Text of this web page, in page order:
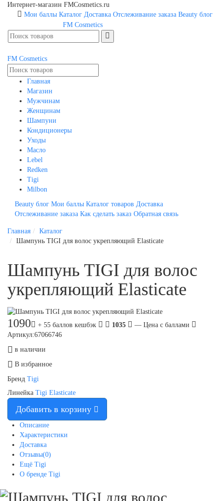
Интернет-магазин FMCosmetics.ru
Мои баллы Каталог Доставка Отслеживание заказа Beauty блог
FMCosmetics
FM Cosmetics
Главная
Магазин
Мужчинам
Женщинам
Шампуни
Кондиционеры
Уходы
Масло
Lebel
Redken
Tigi
Milbon
Beauty блог Мои баллы Каталог товаров Доставка
Отслеживание заказа Как сделать заказ Обратная связь
Главная
Каталог
Шампунь TIGI для волос укрепляющий Elasticate
Шампунь TIGI для волос
укрепляющий Elasticate
1090 + 55 баллов кешбэк 1035
— Цена с баллами
Артикул:67066746
в наличии
В избранное
Бренд Tigi
Линейка Tigi Elasticate
Добавить в корзину
Описание
Характеристики
Доставка
Отзывы(0)
Ещё Tigi
О бренде Tigi